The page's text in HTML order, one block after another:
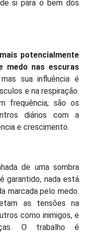
si para o bem dos
potencialmente
medo nas escuras
sua influência é
e na respiração.
frequência; são os
diários com a
e crescimento.
de uma sombra
garantido, nada está
marcada pelo medo.
as tensões na
como inimigos, e
O trabalho é